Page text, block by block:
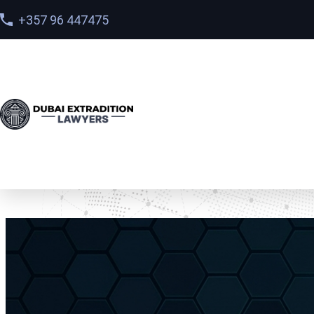
+357 96 447475